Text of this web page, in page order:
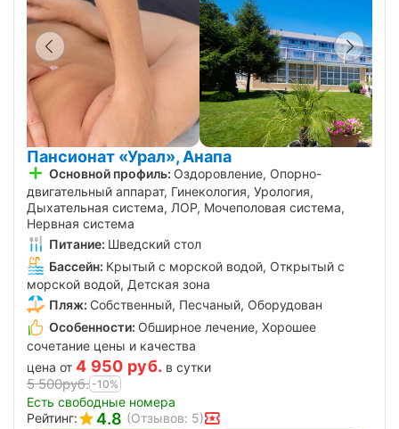
Пансионат «Урал», Анапа
Основной профиль: Оздоровление, Опорно-
двигательный аппарат, Гинекология, Урология,
Дыхательная система, ЛОР, Мочеполовая система,
Нервная система
Питание: Шведский стол
Бассейн: Крытый с морской водой, Открытый с
морской водой, Детская зона
Пляж: Собственный, Песчаный, Оборудован
Особенности: Обширное лечение, Хорошее
сочетание цены и качества
цена от 4 950 руб. в сутки
5 500руб. -10%
Есть свободные номера
Рейтинг:
4.8 (Отзывов: 5)